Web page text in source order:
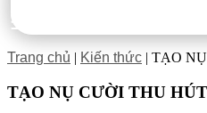
Trang chủ | Kiến thức | TẠO
TẠO NỤ CƯỜI THU